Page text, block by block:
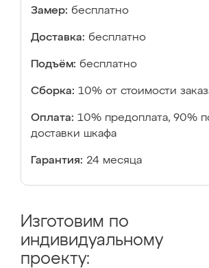
Замер: бесплатно
Доставка: бесплатно
Подъём: бесплатно
Сборка: 10% от стоимости
Оплата: 10% предоплата, 90%
доставки шкафа
Гарантия: 24 месяца
Изготовим по
индивидуальному
проекту: